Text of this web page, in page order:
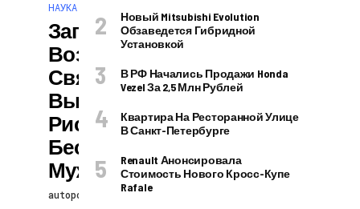
НАУКА И ТЕХНОЛОГИИ
Загрязнение
Воздуха
Связано С Более
Высоким
Риском
Бесплодия У
Мужчин
autopodcast 30.07.2026
Новый Mitsubishi Evolution
Обзаведется Гибридной
Установкой
В РФ Начались Продажи Honda
Vezel За 2,5 Млн Рублей
Квартира На Ресторанной Улице
В Санкт-Петербурге
Renault Анонсировала
Стоимость Нового Кросс-Купе
Rafale